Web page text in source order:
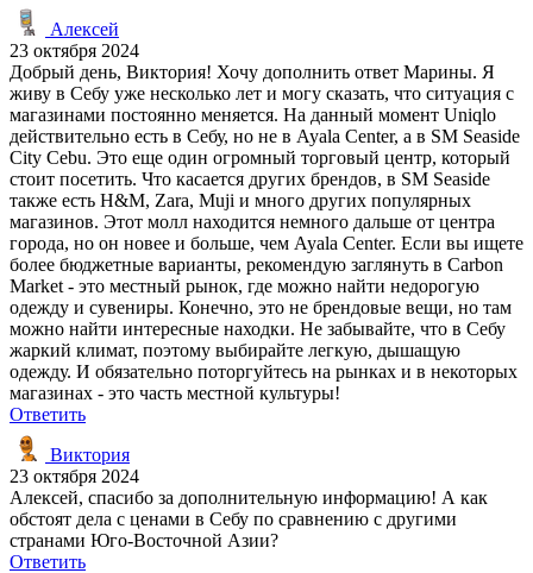
Алексей
23 октября 2024
Добрый день, Виктория! Хочу дополнить ответ Марины. Я
живу в Себу уже несколько лет и могу сказать, что ситуация с
магазинами постоянно меняется. На данный момент Uniqlo
действительно есть в Себу, но не в Ayala Center, а в SM Seaside
City Cebu. Это еще один огромный торговый центр, который
стоит посетить. Что касается других брендов, в SM Seaside
также есть H&M, Zara, Muji и много других популярных
магазинов. Этот молл находится немного дальше от центра
города, но он новее и больше, чем Ayala Center. Если вы ищете
более бюджетные варианты, рекомендую заглянуть в Carbon
Market - это местный рынок, где можно найти недорогую
одежду и сувениры. Конечно, это не брендовые вещи, но там
можно найти интересные находки. Не забывайте, что в Себу
жаркий климат, поэтому выбирайте легкую, дышащую
одежду. И обязательно поторгуйтесь на рынках и в некоторых
магазинах - это часть местной культуры!
Ответить
Виктория
23 октября 2024
Алексей, спасибо за дополнительную информацию! А как
обстоят дела с ценами в Себу по сравнению с другими
странами Юго-Восточной Азии?
Ответить